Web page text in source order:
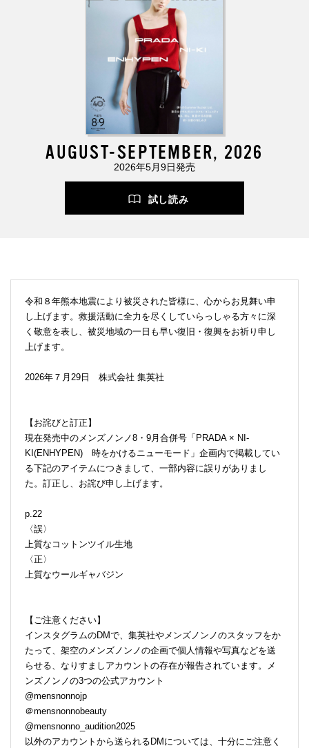
AUGUST-SEPTEMBER, 2026
2026年5月9日発売
試し読み
令和８年熊本地震により被災された皆様に、心からお見舞い申
し上げます。救援活動に全力を尽くしていらっしゃる方々に深
く敬意を表し、被災地域の一日も早い復旧・復興をお祈り申し
上げます。
2026年７月29日 株式会社 集英社
【お詫びと訂正】
現在発売中のメンズノンノ8・9月合併号「PRADA × NI-
KI(ENHYPEN) 時をかけるニューモード」企画内で掲載してい
る下記のアイテムにつきまして、一部内容に誤りがありまし
た。訂正し、お詫び申し上げます。
p.22
〈誤〉
上質なコットンツイル生地
〈正〉
上質なウールギャバジン
【ご注意ください】
インスタグラムのDMで、集英社やメンズノンノのスタッフをか
たって、架空のメンズノンノの企画で個人情報や写真などを送
らせる、なりすましアカウントの存在が報告されています。メ
ンズノンノの3つの公式アカウント
@mensnonnojp
＠mensnonnobeauty
@mensnonno_audition2025
以外のアカウントから送られるDMについては、十分にご注意く